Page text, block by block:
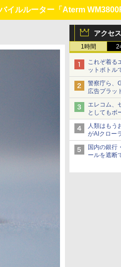
イルルーター「Aterm
アクセ
1時間
これぞ着る
ットボトル
ードバイク
ど！その14
警察庁ら、
広告プラッ
広告」対策
使った投資
エレコム、
としてもボ
スツーウェ
えずに書き
人類はもう
がAIクロー
まWatch】
国内の銀行
ールを遮断
まる～